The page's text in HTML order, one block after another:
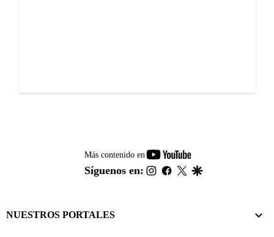
Más contenido en
youtube-
footer
Síguenos en: instagram
facebook
twitter
NUESTROS PORTALES